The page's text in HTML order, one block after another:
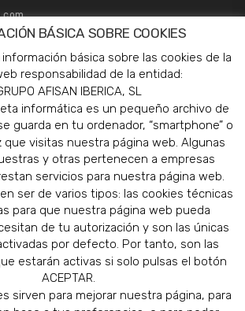
BÁSICA SOBRE COOKIES
básica sobre las cookies de la
responsabilidad de la entidad:
AFISAN IBERICA, SL
informática es un pequeño archivo de
guarda en tu ordenador, “smartphone” o
que visitas nuestra página web. Algunas
y otras pertenecen a empresas
servicios para nuestra página web.
ser de varios tipos: las cookies técnicas
para que nuestra página web pueda
de tu autorización y son las únicas
por defecto. Por tanto, son las
estarán activas si solo pulsas el botón
ACEPTAR.
sirven para mejorar nuestra página, para